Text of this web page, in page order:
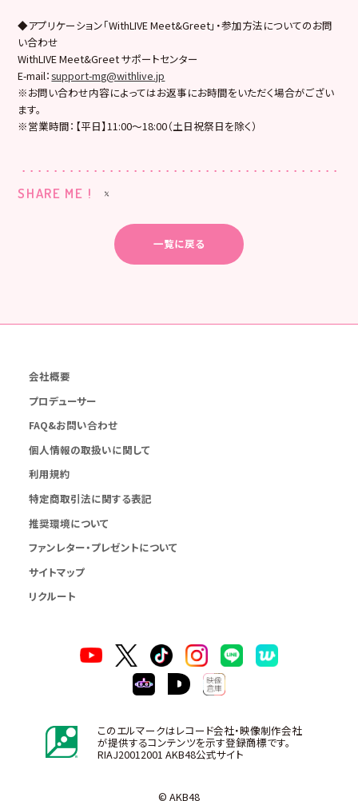
◆アプリケーション「WithLIVE Meet&Greet」・参加方法についてのお問
い合わせ
WithLIVE Meet&Greet サポートセンター
E-mail：support-mg@withlive.jp
※お問い合わせ内容によってはお返事にお時間をいただく場合がござい
ます。
※営業時間：【平日】11:00〜18:00（土日祝祭日を除く）
SHARE ME !
一覧に戻る
会社概要
プロデューサー
FAQ&お問い合わせ
個人情報の取扱いに関して
利用規約
特定商取引法に関する表記
推奨環境について
ファンレター・プレゼントについて
サイトマップ
リクルート
このエルマークはレコード会社・映像制作会社
が提供するコンテンツを示す登録商標です。
RIAJ20012001 AKB48公式サイト
© AKB48